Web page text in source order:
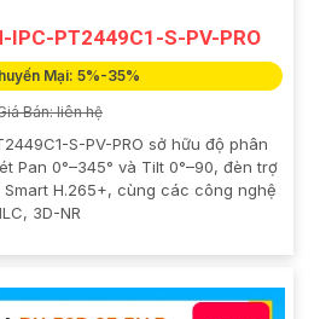
IPC-PT2449C1-S-PV-PRO
Mại: 5%-35%
Bán: liên hệ
S-PV-PRO sở hữu độ phân
Pan 0°–345° và Tilt 0°–90, đèn trợ
H.265+, cùng các công nghệ
3D-NR